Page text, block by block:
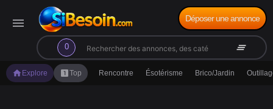
menu
0
search clear_all
Déposer une annonce
home Explore looks_oneTop Rencontre Ésotérisme Brico/Jardin